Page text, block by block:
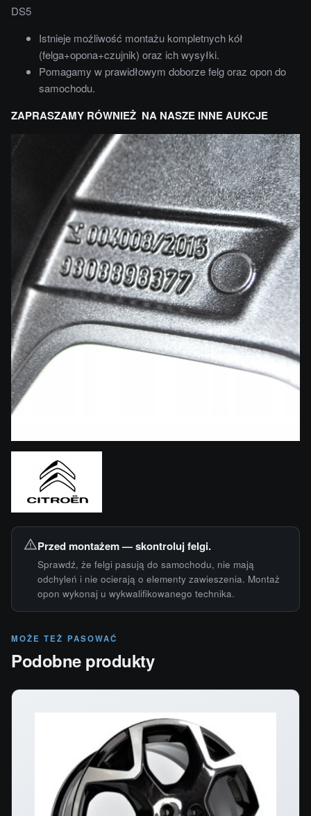
DS5
Istnieje możliwość montażu kompletnych kół
(felga+opona+czujnik) oraz ich wysyłki.
Pomagamy w prawidłowym doborze felg oraz opon do
samochodu.
ZAPRASZAMY RÓWNIEŻ NA NASZE INNE AUKCJE
Przed montażem — skontroluj felgi.
Sprawdź, że felgi pasują do samochodu, nie mają
odchyleń i nie ocierają o elementy zawieszenia. Montaż
opon wykonaj u wykwalifikowanego technika.
MOŻE TEŻ PASOWAĆ
Podobne produkty